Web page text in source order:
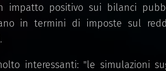
impatto positivo sui bilanci
in termini di imposte sul
interessanti: "le simulazioni